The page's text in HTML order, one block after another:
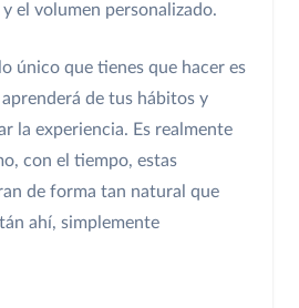
el volumen personalizado.
único que tienes que hacer es
de tus hábitos y
la experiencia. Es realmente
con el tiempo, estas
de forma tan natural que
ahí, simplemente